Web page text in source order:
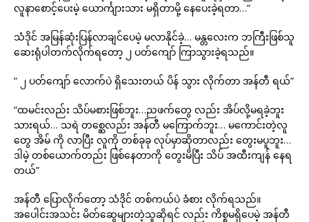
လူနာစောင့်ပေးမဲ့ ယောင်္ကျားသား မရှိတာမို့ နေပေးခဲ့ရတာ…”
သံဒိုင် အမြန်ဆုံးပြန်လာချင်ပေမဲ့ မလာနိုင်ခဲ့… မန္တလေးက ဘကြီးဖြစ်သူ
ဆေးရုံပါတက်လိုက်ရတော့ ၂ ပတ်ကျော် ကြာသွားခဲ့ရသည်။
” ၂ ပတ်ကျော် လောက်ပဲ ရှိသေးတယ် ပိန် သွား လိုက်တာ အန်တီ ရယ်”
“ထမင်းလည်း သိပ်မစားဖြစ်ဘူး…ညဖက်တွေ လည်း အိပ်လို့မရခဲ့ဘူး
သားရယ်… သရဲ တစ္ဆေလည်း အန်တီ မကြောက်ဘူး… မကောင်းတဲ့လူ
တွေ အိမ် ကို လာပြီး လူကို တစ်ခုခု လုပ်မှာဆိုတာလည်း တွေးမပူဘူး…
ဒါမဲ့ တစ်ယောက်တည်း ဖြစ်နေတာကို တွေးမိပြီး သိပ် အထီးကျန် နေရ
တယ်”
အန်တီ ပြောလိုက်တော့ သံဒိုင် တစ်ကယ်ပဲ ခံစား လိုက်ရသည်။
အပေါင်းအသင်း မိတ်ဆွေများတဲ့သူဆိုရင် လည်း ကိစ္စမရှိပေမဲ့ အန်တီ